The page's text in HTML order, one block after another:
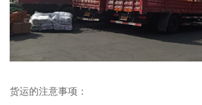
货运的注意事项：